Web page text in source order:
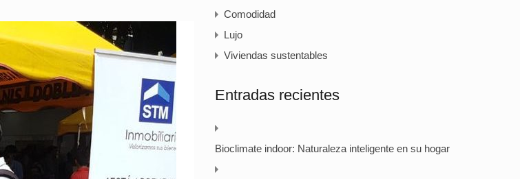
Comodidad
Lujo
Viviendas sustentables
Entradas recientes
Bioclimate indoor: Naturaleza inteligente en su hogar